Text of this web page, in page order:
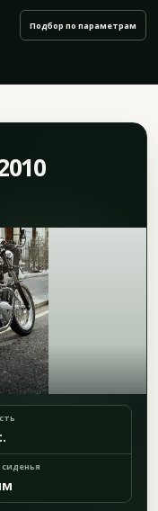
Подбор по параметрам